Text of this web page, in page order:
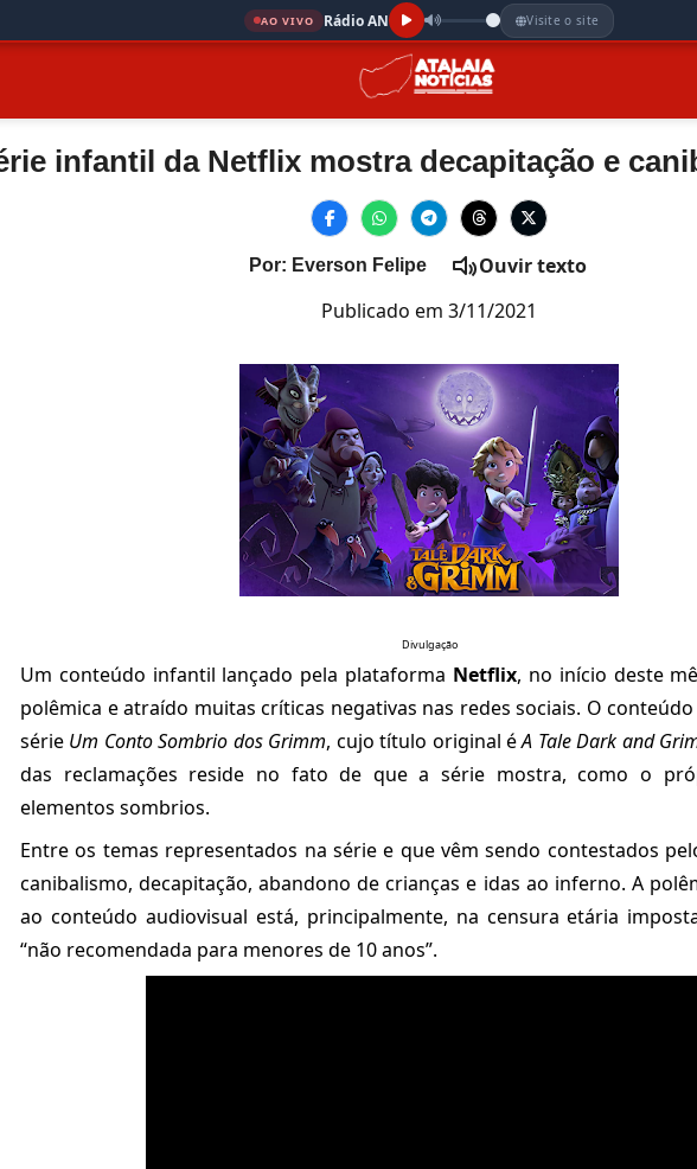
AO VIVO Rádio AN Visite o site
infantil da Netflix mostra decapitação e
Por: Everson Felipe
Ouvir texto
Publicado em 3/11/2021
Divulgação
Um conteúdo infantil lançado pela plataforma Netflix, no início deste
polêmica e atraído muitas críticas negativas nas redes sociais. O
série Um Conto Sombrio dos Grimm, cujo título original éA Tale Dark and
das reclamações reside no fato de que a série mostra, como o
elementos sombrios.
Entre os temas representados na série e que vêm sendo contestados
canibalismo, decapitação, abandono de crianças e idas ao inferno. A
ao conteúdo audiovisual está, principalmente, na censura etária
“não recomendada para menores de 10 anos”.